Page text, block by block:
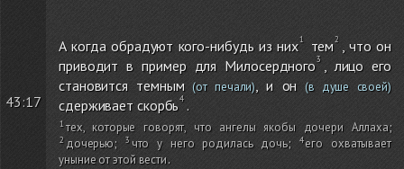
43:17
А когда обрадуют кого-нибудь из них тем
, что он
приводит в пример для Милосердного
, лицо его
становится темным(от печали) , и он (в душе своей)
сдерживает скорбь .
тех, которые говорят, что ангелы якобы дочери Аллаха;
дочерью; что у него родилась дочь;
его охватывает
уныние от этой вести.